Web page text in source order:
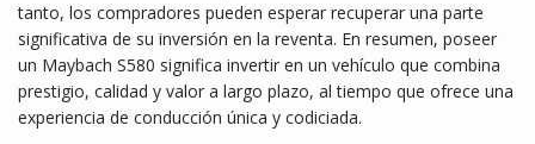
tanto, los compradores pueden esperar recuperar una parte
significativa de su inversión en la reventa. En resumen, poseer
un Maybach S580 significa invertir en un vehículo que combina
prestigio, calidad y valor a largo plazo, al tiempo que ofrece una
experiencia de conducción única y codiciada.